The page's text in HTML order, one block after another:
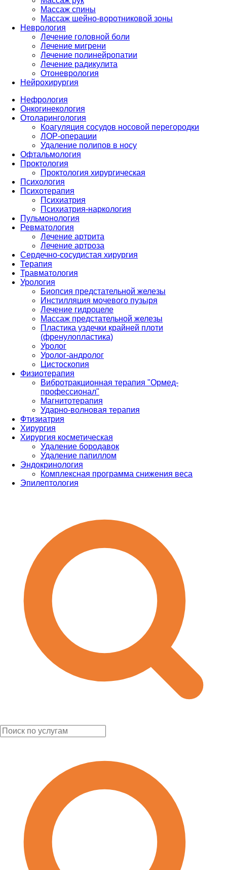
Массаж спины
Массаж шейно-воротниковой зоны
Неврология
Лечение головной боли
Лечение мигрени
Лечение полинейропатии
Лечение радикулита
Отоневрология
Нейрохирургия
Нефрология
Онкогинекология
Отоларингология
Коагуляция сосудов носовой перегородки
ЛОР-операции
Удаление полипов в носу
Офтальмология
Проктология
Проктология хирургическая
Психология
Психотерапия
Психиатрия
Психиатрия-наркология
Пульмонология
Ревматология
Лечение артрита
Лечение артроза
Сердечно-сосудистая хирургия
Терапия
Травматология
Урология
Биопсия предстательной железы
Инстилляция мочевого пузыря
Лечение гидроцеле
Массаж предстательной железы
Пластика уздечки крайней плоти
(френулопластика)
Уролог
Уролог-андролог
Цистоскопия
Физиотерапия
Вибротракционная терапия "Ормед-
профессионал"
Магнитотерапия
Ударно-волновая терапия
Фтизиатрия
Хирургия
Хирургия косметическая
Удаление бородавок
Удаление папиллом
Эндокринология
Комплексная программа снижения веса
Эпилептология